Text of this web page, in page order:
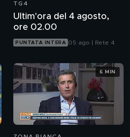
TG4
Ultim'ora del 4 agosto,
ore 02.00
PUNTATA INTERA 05 ago | Rete 4
6 MIN